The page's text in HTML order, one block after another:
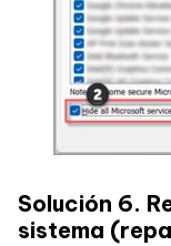
Solución 6.
sistema